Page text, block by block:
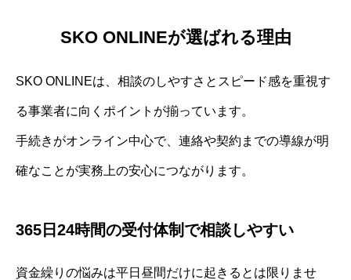
SKO ONLINEが選ばれる理由
SKO ONLINEは、相談のしやすさとスピード感を重視す
る事業者に向くポイントが揃っています。
手続きがオンライン中心で、連絡や契約までの導線が明
確なことが実務上の安心につながります。
365日24時間の受付体制で相談しやすい
資金繰りの悩みは平日昼間だけに起きるとは限りませ